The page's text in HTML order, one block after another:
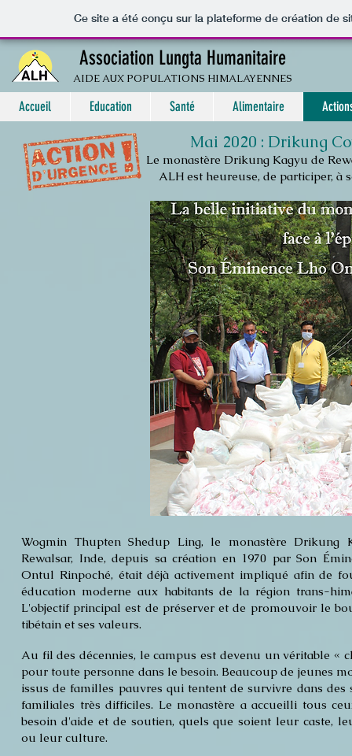
Ce site a été conçu sur la plateforme de création de
Association Lungta Humanitaire
AIDE AUX POPULATIONS HIMALAYENNES
Accueil Education Santé Alimentaire
Mai 2020 : Drikung
Le monastère Drikung Kagyu de
ALH est heureuse, de participer, à
Wogmin Thupten Shedup Ling, le monastère Drikung
Rewalsar, Inde, depuis sa création en 1970 par Son
Ontul Rinpoché, était déjà activement impliqué afin de
éducation moderne aux habitants de la région trans-
L'objectif principal est de préserver et de promouvoir le
tibétain et ses valeurs.
Au fil des décennies, le campus est devenu un véritable «
pour toute personne dans le besoin. Beaucoup de jeunes
issus de familles pauvres qui tentent de survivre dans des
familiales très difficiles. Le monastère a accueilli tous
besoin d'aide et de soutien, quels que soient leur caste,
ou leur culture.